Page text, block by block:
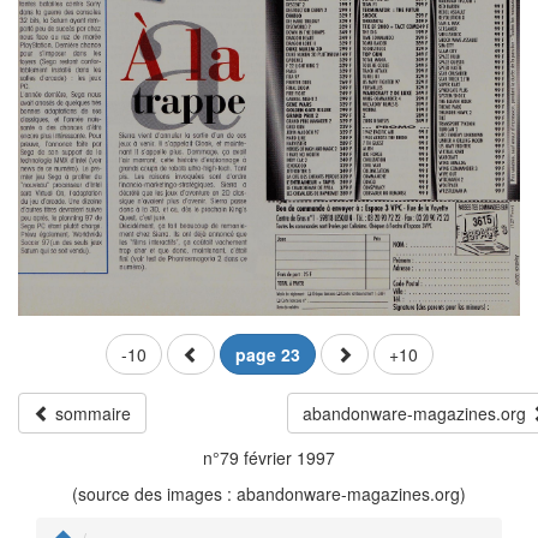
-10 page 23 +10
sommaire
abandonware-magazines.org
n°79 février 1997
(source des images : abandonware-magazines.org)